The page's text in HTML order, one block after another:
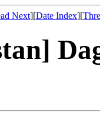
Next][Date Index][